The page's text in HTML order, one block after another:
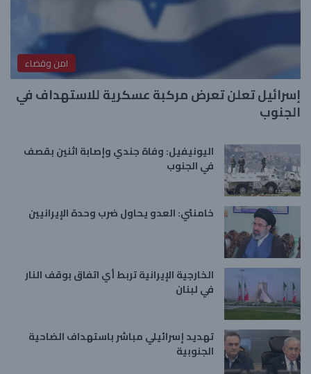
امن وقضاء
إسرائيل تعلن تعرض مركبة عسكرية للاستهداف في
الجنوب
اليونيفيل: وفاة جندي وإصابة اثنين بقصف
في الجنوب
خامنئي: العدو يحاول ضرب وحدة الإيرانيين
الخارجية الإيرانية تربط أي اتفاق بوقف النار
في لبنان
تهديد إسرائيلي مباشر باستهداف الضاحية
الجنوبية